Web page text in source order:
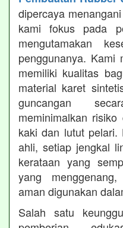
dipercaya
kami fokus pada
mengutamakan
penggunanya. Kami
memiliki kualitas
material karet
guncangan
meminimalkan
kaki dan lutut pelari.
ahli, setiap jengkal
kerataan yang
yang
aman digunakan
Salah satu